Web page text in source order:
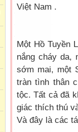
Việt Nam .
Một Hồ Tuyền
nắng cháy da,
sớm mai, một
tràn tình thân
tộc. Tất cả đã
giác thích thú
Và đây là các